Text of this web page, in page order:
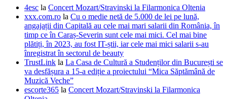
4esc la Concert Mozart/Stravinski la Filarmonica Oltenia
xxx.com.ro la Cu o medie netă de 5.000 de lei pe lună,
angajații din Capitală au cele mai mari salarii din România, în
timp ce în Caraș-Severin sunt cele mai mici. Cel mai bine
plătiți, în 2023, au fost IT-știi, iar cele mai mici salarii s-au
înregistrat în sectorul de beauty
TrustLink la La Casa de Cultură a Studenților din București se
va desfășura a 15-a ediție a proiectului “Mica Săptămână de
Muzică Veche”
escorte365 la Concert Mozart/Stravinski la Filarmonica